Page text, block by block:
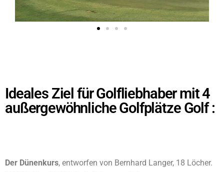
Ideales Ziel für Golfliebhaber mit 4
außergewöhnliche Golfplätze Golf :
Der Dünenkurs, entworfen von Bernhard Langer, 18 Löcher.